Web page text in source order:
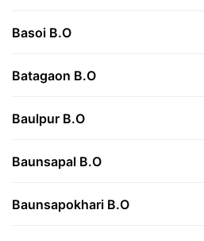
Basoi B.O
Batagaon B.O
Baulpur B.O
Baunsapal B.O
Baunsapokhari B.O